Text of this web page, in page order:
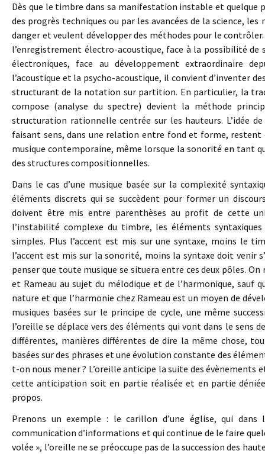
Dès que le timbre dans sa manifestation instable et quelque
des progrès techniques ou par les avancées de la science,
danger et veulent développer des méthodes pour le
l’enregistrement électro-acoustique, face à la possibilité
électroniques, face au développement extraordinaire
l’acoustique et la psycho-acoustique, il convient d’inventer
structurant de la notation sur partition. En particulier, la
compose (analyse du spectre) devient la méthode
structuration rationnelle centrée sur les hauteurs. L’idée
faisant sens, dans une relation entre fond et forme,
musique contemporaine, même lorsque la sonorité en tant
des structures compositionnelles.
Dans le cas d’une musique basée sur la complexité
éléments discrets qui se succèdent pour former un
doivent être mis entre parenthèses au profit de cette
l’instabilité complexe du timbre, les éléments
simples. Plus l’accent est mis sur une syntaxe, moins le
l’accent est mis sur la sonorité, moins la syntaxe doit venir
penser que toute musique se situera entre ces deux pôles.
et Rameau au sujet du mélodique et de l’harmonique, sauf
nature et que l’harmonie chez Rameau est un moyen de
musiques basées sur le principe de cycle, une même
l’oreille se déplace vers des éléments qui vont dans le
différentes, manières différentes de dire la même chose,
basées sur des phrases et une évolution constante des
t-on nous mener ? L’oreille anticipe la suite des évènements
cette anticipation soit en partie réalisée et en partie
propos.
Prenons un exemple : le carillon d’une église, qui
communication d’informations et qui continue de le faire
volée », l’oreille ne se préoccupe pas de la succession des